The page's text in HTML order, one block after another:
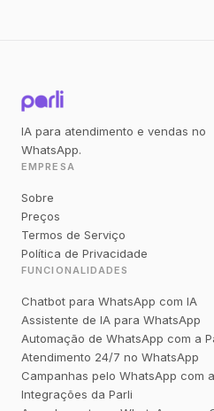
IA para atendimento e vendas no
WhatsApp.
EMPRESA
Sobre
Preços
Termos de Serviço
Política de Privacidade
FUNCIONALIDADES
Chatbot para WhatsApp com IA
Assistente de IA para WhatsApp
Automação de WhatsApp com a
Atendimento 24/7 no WhatsApp
Campanhas pelo WhatsApp com
Integrações da Parli